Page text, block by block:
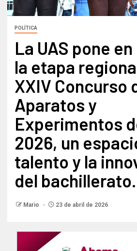
POLÍTICA
La UAS pone
la etapa
XXIV Concurso
Aparatos y
Experimentos
2026, un
talento y la
del bachillerato.
Mario 23 de abril de 2026